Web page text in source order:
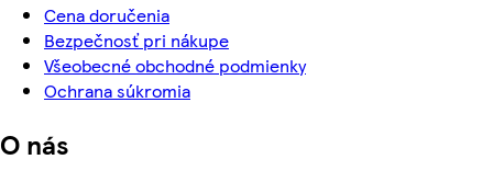
Cena doručenia
Bezpečnosť pri nákupe
Všeobecné obchodné podmienky
Ochrana súkromia
O nás